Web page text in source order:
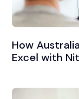
How
Excel with